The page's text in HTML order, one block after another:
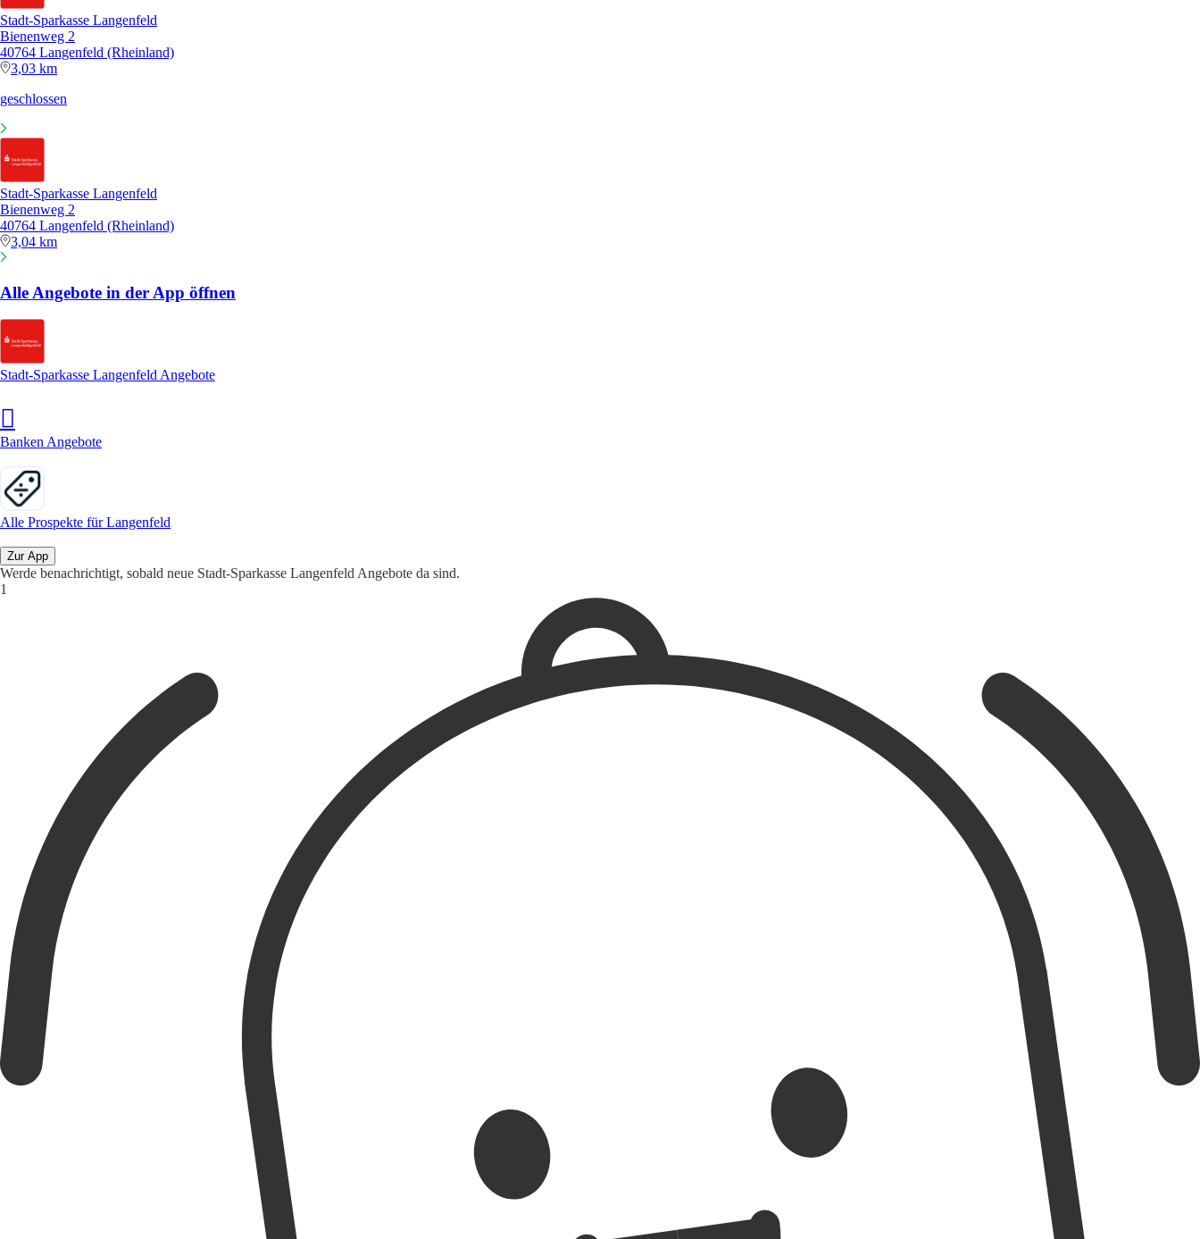
Stadt-Sparkasse Langenfeld
Bienenweg 2
40764 Langenfeld (Rheinland)
3,03 km
geschlossen
Stadt-Sparkasse Langenfeld
Bienenweg 2
40764 Langenfeld (Rheinland)
3,04 km
Alle Angebote in der App öffnen
Stadt-Sparkasse Langenfeld Angebote
Banken Angebote
Alle Prospekte für Langenfeld
Zur App
Werde benachrichtigt, sobald neue Stadt-Sparkasse Langenfeld Angebote da sind.